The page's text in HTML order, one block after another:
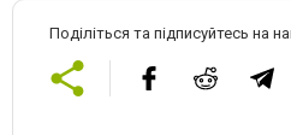
Поділіться та підписуйтесь на